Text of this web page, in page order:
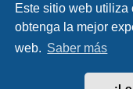
Este sitio web
obtenga la mejor
web. Saber más
Inicio (Web) Foro Punta
Desarrollado por